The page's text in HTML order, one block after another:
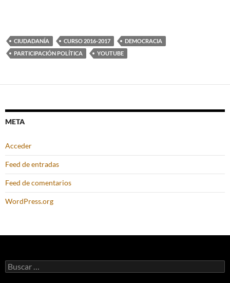
CIUDADANÍA CURSO 2016-2017
DEMOCRACIA
PARTICIPACIÓN POLÍTICA
YOUTUBE
META
Acceder
Feed de entradas
Feed de comentarios
WordPress.org
Buscar: